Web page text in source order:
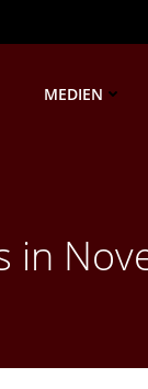
MEDIEN
in